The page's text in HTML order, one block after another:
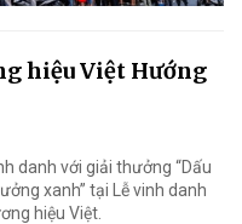
hiệu Việt Hướng
danh với giải thưởng “Dấu
xanh” tại Lễ vinh danh
hiệu Việt.